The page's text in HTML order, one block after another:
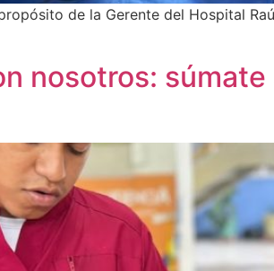
de la Gerente del Hospital
nosotros: